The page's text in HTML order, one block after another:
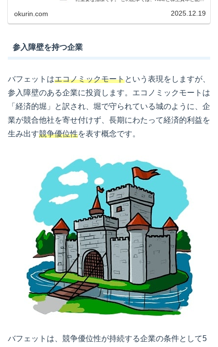
成長株の探し方についてわかりやすく説明します。
okurin.com 2025.12.19
参入障壁を持つ企業
バフェットはエコノミックモートという表現をしますが、
参入障壁のある企業に投資します。エコノミックモートは
「経済的堀」と訳され、堀で守られている城のように、企
業が競合他社を寄せ付けず、長期にわたって経済的利益を
生み出す競争優位性を表す概念です。
バフェットは、競争優位性が持続する企業の条件として5